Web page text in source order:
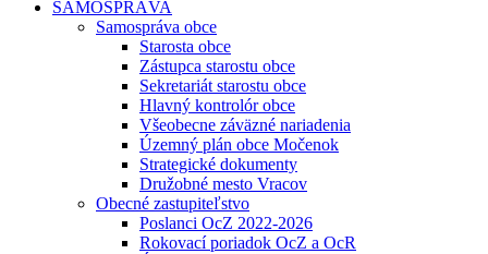
SAMOSPRÁVA
Samospráva obce
Starosta obce
Zástupca starostu obce
Sekretariát starostu obce
Hlavný kontrolór obce
Všeobecne záväzné nariadenia
Územný plán obce Močenok
Strategické dokumenty
Družobné mesto Vracov
Obecné zastupiteľstvo
Poslanci OcZ 2022-2026
Rokovací poriadok OcZ a OcR